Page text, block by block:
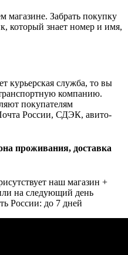
магазине. Забрать покупку
который знает номер и имя,
курьерская служба, то вы
транспортную компанию.
покупателям
России, СДЭК, авито-
проживания, доставка
наш магазин +
на следующий день
России: до 7 дней